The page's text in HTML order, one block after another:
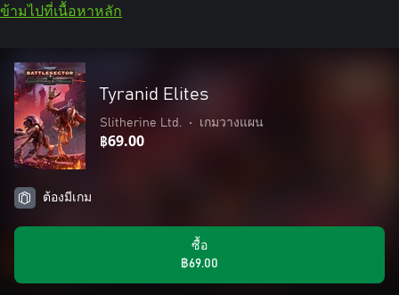
ข้ามไปที่เนื้อหาหลัก
Tyranid Elites
Slitherine Ltd. • เกมวางแผน
฿69.00
ต้องมีเกม
ซื้อ
฿69.00